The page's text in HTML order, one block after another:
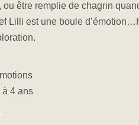
ou être remplie de chagrin
Lilli est une boule
à 4 ans